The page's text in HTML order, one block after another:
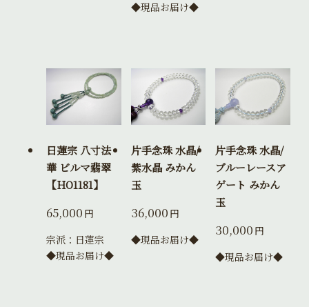
◆現品お届け◆
日蓮宗 八寸法
華 ビルマ翡翠
【HO1181】
65,000 円
宗派：日蓮宗
◆現品お届け◆
片手念珠 水晶/
紫水晶 みかん
玉
36,000 円
◆現品お届け◆
片手念珠 水晶/
ブルーレースア
ゲート みかん
玉
30,000 円
◆現品お届け◆